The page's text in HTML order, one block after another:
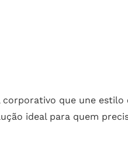
corporativo que une estilo
ideal para quem